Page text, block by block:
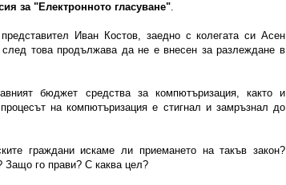
за "Електронното гласуване".
Иван Костов, заедно с колегата си Асен
след това продължава да не е внесен за разлеждане в
бюджет средства за компютъризация, както и
на компютъризация е стигнал и замръзнал до
граждани искаме ли приемането на такъв закон?
го прави? С каква цел?